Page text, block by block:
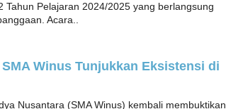
Tahun Pelajaran 2024/2025 yang berlangsung
Acara..
Winus Tunjukkan Eksistensi di
Nusantara (SMA Winus) kembali membuktikan